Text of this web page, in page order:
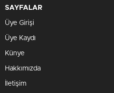
SAYFALAR
Üye Girişi
Üye Kaydı
Künye
Hakkımızda
İletişim